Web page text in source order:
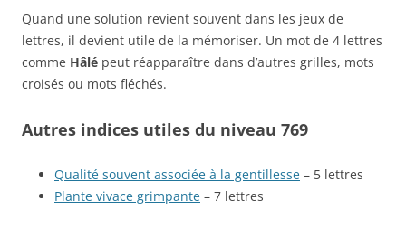
Quand une solution revient souvent dans les jeux de
lettres, il devient utile de la mémoriser. Un mot de 4 lettres
comme Hâlé peut réapparaître dans d’autres grilles, mots
croisés ou mots fléchés.
Autres indices utiles du niveau 769
Qualité souvent associée à la gentillesse – 5 lettres
Plante vivace grimpante – 7 lettres